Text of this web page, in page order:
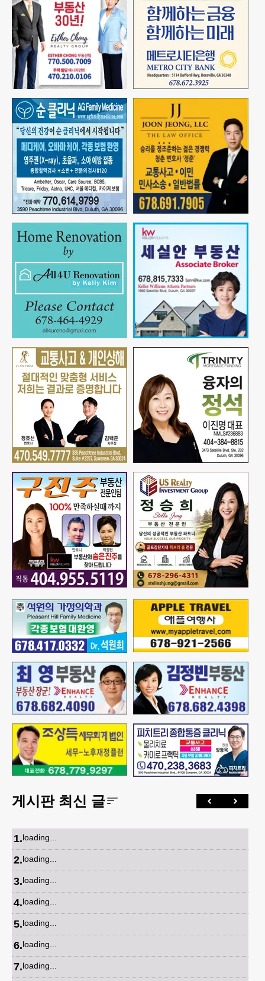
게시판 최신 글
1.loading...
2.loading...
3.loading...
4.loading...
5.loading...
6.loading...
7.loading...